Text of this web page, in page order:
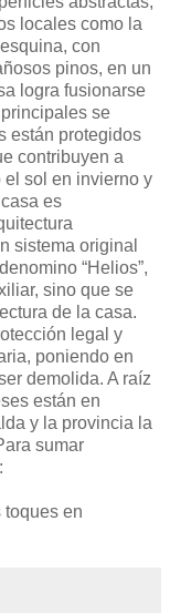
locales como la
con
pinos, en un
logra fusionarse
se
están protegidos
contribuyen a
el sol en invierno y
es
sistema original
“Helios”,
sino que se
de la casa.
legal y
poniendo en
demolida. A raíz
están en
y la provincia la
sumar
en